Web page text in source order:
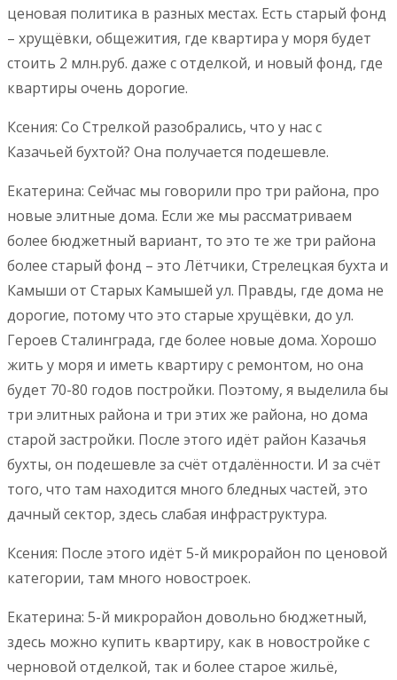
ценовая политика в разных местах. Есть старый фонд
– хрущёвки, общежития, где квартира у моря будет
стоить 2 млн.руб. даже с отделкой, и новый фонд, где
квартиры очень дорогие.
Ксения: Со Стрелкой разобрались, что у нас с
Казачьей бухтой? Она получается подешевле.
Екатерина: Сейчас мы говорили про три района, про
новые элитные дома. Если же мы рассматриваем
более бюджетный вариант, то это те же три района
более старый фонд – это Лётчики, Стрелецкая бухта и
Камыши от Старых Камышей ул. Правды, где дома не
дорогие, потому что это старые хрущёвки, до ул.
Героев Сталинграда, где более новые дома. Хорошо
жить у моря и иметь квартиру с ремонтом, но она
будет 70-80 годов постройки. Поэтому, я выделила бы
три элитных района и три этих же района, но дома
старой застройки. После этого идёт район Казачья
бухты, он подешевле за счёт отдалённости. И за счёт
того, что там находится много бледных частей, это
дачный сектор, здесь слабая инфраструктура.
Ксения: После этого идёт 5-й микрорайон по ценовой
категории, там много новостроек.
Екатерина: 5-й микрорайон довольно бюджетный,
здесь можно купить квартиру, как в новостройке с
черновой отделкой, так и более старое жильё,